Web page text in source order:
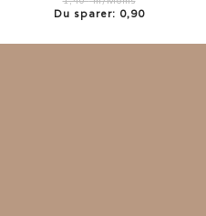
Du sparer: 0,90